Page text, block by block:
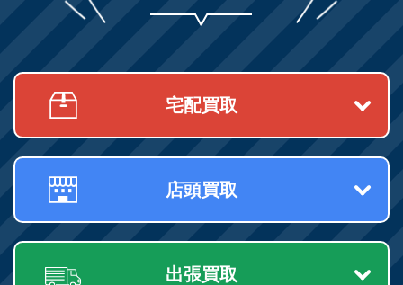
宅配買取
店頭買取
出張買取